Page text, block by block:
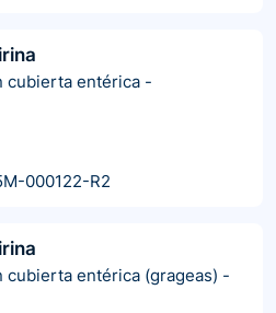
cubierta entérica -
000122-R2
cubierta entérica (grageas) -